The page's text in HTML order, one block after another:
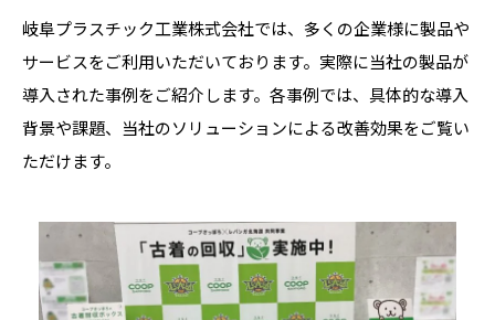
岐阜プラスチック工業株式会社では、多くの企業様に製品や
サービスをご利用いただいております。実際に当社の製品が
導入された事例をご紹介します。各事例では、具体的な導入
背景や課題、当社のソリューションによる改善効果をご覧い
ただけます。